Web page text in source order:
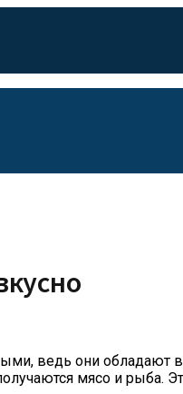
ведь они обладают
мясо и рыба.